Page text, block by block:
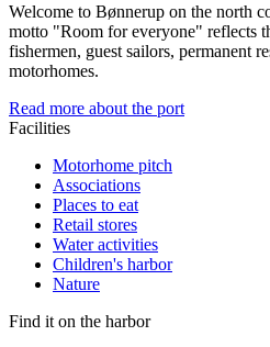
Welcome to Bønnerup on the north
motto "Room for everyone" reflects
fishermen, guest sailors, permanent
motorhomes.
Read more about the port
Facilities
Motorhome pitch
Associations
Places to eat
Retail stores
Water activities
Children's harbor
Nature
Find it on the harbor